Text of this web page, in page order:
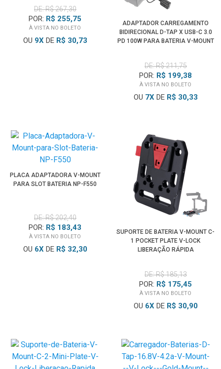
DE: R$ 267,30
POR: R$ 255,75
À VISTA NO BOLETO
OU 9XDE R$ 30,73
ADAPTADOR CARREGAMENTO
BIDIRECIONAL D-TAP X USB-C 3.0
PD 100W PARA BATERIA V-MOUNT
DE: R$ 211,75
POR: R$ 199,38
À VISTA NO BOLETO
OU 7XDE R$ 30,33
PLACA ADAPTADORA V-MOUNT
PARA SLOT BATERIA NP-F550
DE: R$ 202,40
POR: R$ 183,43
À VISTA NO BOLETO
OU 6XDE R$ 32,30
SUPORTE DE BATERIA V-MOUNT C-
1 POCKET PLATE V-LOCK
LIBERAÇÃO RÁPIDA
DE: R$ 185,13
POR: R$ 175,45
À VISTA NO BOLETO
OU 6XDE R$ 30,90